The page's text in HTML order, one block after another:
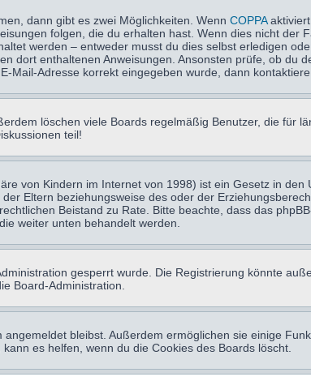
dann gibt es zwei Möglichkeiten. Wenn COPPAaktiviert
folgen, die du erhalten hast. Wenn dies nicht der
werden – entweder musst du dies selbst erledigen
dort enthaltenen Anweisungen. Ansonsten prüfe, ob du
Adresse korrekt eingegeben wurde, dann kontaktiere
löschen viele Boards regelmäßig Benutzer, die für
teil!
von Kindern im Internet von 1998) ist ein Gesetz in den
Eltern beziehungsweise des oder der
Beistand zu Rate. Bitte beachte, dass das
weiter unten behandelt werden.
gesperrt wurde. Die Registrierung könnte
Board-Administration.
bleibst. Außerdem ermöglichen sie einige
es helfen, wenn du die Cookies des Boards löscht.